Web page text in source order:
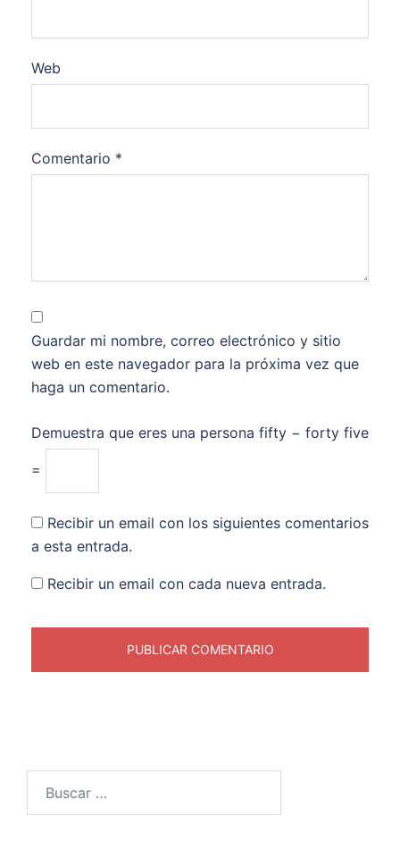
Web
Comentario *
Guardar mi nombre, correo electrónico y sitio
web en este navegador para la próxima vez que
haga un comentario.
Demuestra que eres una persona fifty − forty five
=
Recibir un email con los siguientes comentarios
a esta entrada.
Recibir un email con cada nueva entrada.